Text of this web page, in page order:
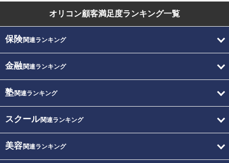
オリコン顧客満足度ランキング一覧
保険関連ランキング
金融関連ランキング
塾関連ランキング
スクール関連ランキング
美容関連ランキング